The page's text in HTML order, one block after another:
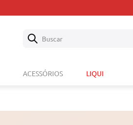
Buscar
ACESSÓRIOS LIQUI